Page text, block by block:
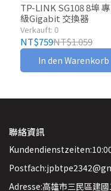
TP-LINK SG108 8埠
級Gigabit 交換器
Verkauft: 0
NT$759NT$1.059
In den Warenkorb
聯絡資訊
Adresse:高雄市三民區建